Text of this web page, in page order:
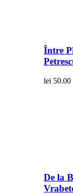
Între
lei 50.00
De la